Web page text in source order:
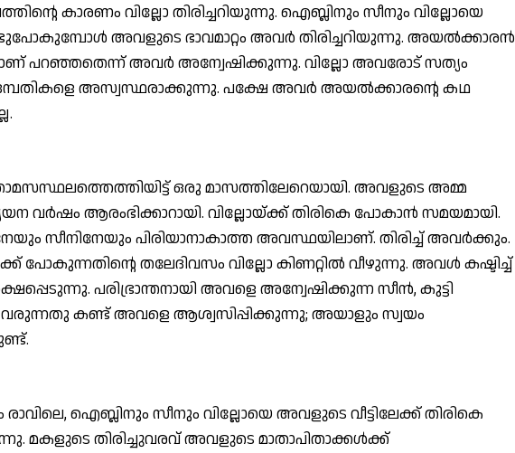
കാരണം വില്ലോ തിരിച്ചറിയുന്നു. ഐബ്ലിനും സീനും വില്ലോയെ
അവളുടെ ഭാവമാറ്റം അവര്‍ തിരിച്ചറിയുന്നു. അയല്‍ക്കാരന്‍
പറഞ്ഞതെന്ന് അവര്‍ അന്വേഷിക്കുന്നു. വില്ലോ അവരോട് സത്യം
അസ്വസ്ഥരാക്കുന്നു. പക്ഷേ അവര്‍ അയല്‍ക്കാരന്റെ കഥ
ഒരു മാസത്തിലേറെയായി. അവളുടെ അമ്മ
വര്‍ഷം ആരംഭിക്കാറായി. വില്ലോയ്ക്ക് തിരികെ പോകാന്‍ സമയമായി.
സീനിനേയും പിരിയാനാകാത്ത അവസ്ഥയിലാണ്. തിരിച്ച് അവര്‍ക്കും.
പോകുന്നതിന്റെ തലേദിവസം വില്ലോ കിണറ്റില്‍ വീഴുന്നു. അവള്‍ കഷ്ടിച്ച്
പരിഭ്രാന്തനായി അവളെ അന്വേഷിക്കുന്ന സീന്‍, കുട്ടി
കണ്ട് അവളെ ആശ്വസിപ്പിക്കുന്നു; അയാളും സ്വയം
ഐബ്ലിനും സീനും വില്ലോയെ അവളുടെ വീട്ടിലേക്ക് തിരികെ
തിരിച്ചുവരവ് അവളുടെ മാതാപിതാക്കള്‍ക്ക്